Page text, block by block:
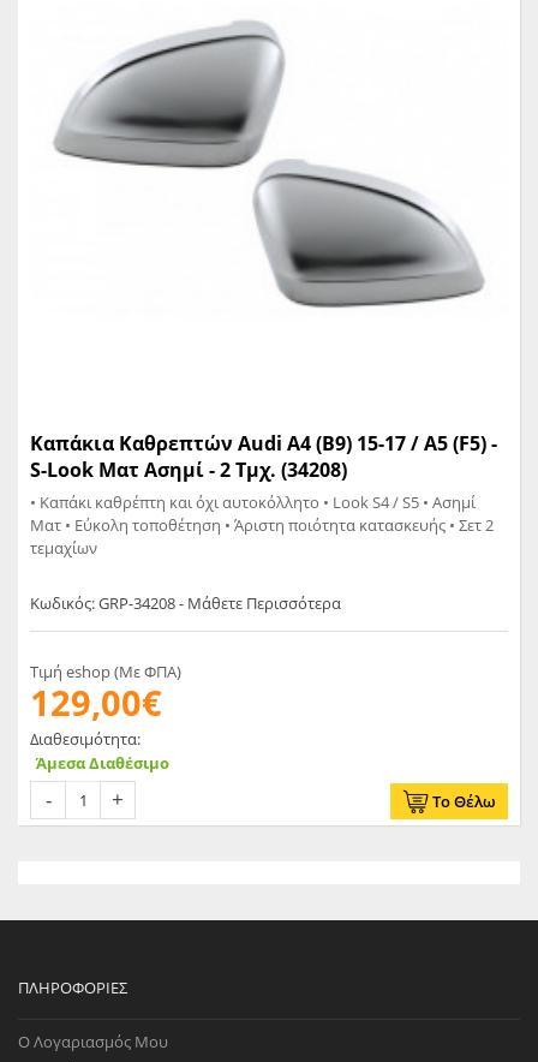
Καπάκια Kαθρεπτών Audi A4 (B9) 15-17 / A5 (F5) -
S-Look Ματ Ασημί - 2 Τμχ. (34208)
• Καπάκι καθρέπτη και όχι αυτοκόλλητο • Look S4 / S5 • Ασημί
Ματ • Εύκολη τοποθέτηση • Άριστη ποιότητα κατασκευής • Σετ 2
τεμαχίων
Κωδικός: GRP-34208 - Μάθετε Περισσότερα
Τιμή eshop (Με ΦΠΑ)
129,00€
Διαθεσιμότητα:
Άμεσα Διαθέσιμο
Το Θέλω
ΠΛΗΡΟΦΟΡΊΕΣ
Ο Λογαριασμός Μου